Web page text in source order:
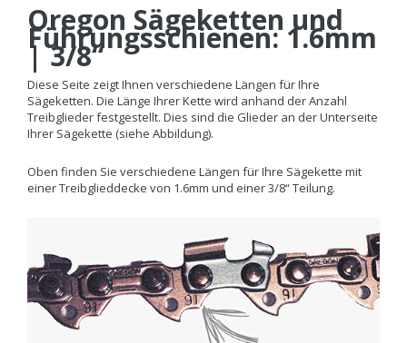
Oregon Sägeketten und
Führungsschienen: 1.6mm
| 3/8“
Diese Seite zeigt Ihnen verschiedene Längen für Ihre
Sägeketten. Die Länge Ihrer Kette wird anhand der Anzahl
Treibglieder festgestellt. Dies sind die Glieder an der Unterseite
Ihrer Sägekette (siehe Abbildung).
Oben finden Sie verschiedene Längen für Ihre Sägekette mit
einer Treibglieddecke von 1.6mm und einer 3/8“ Teilung.